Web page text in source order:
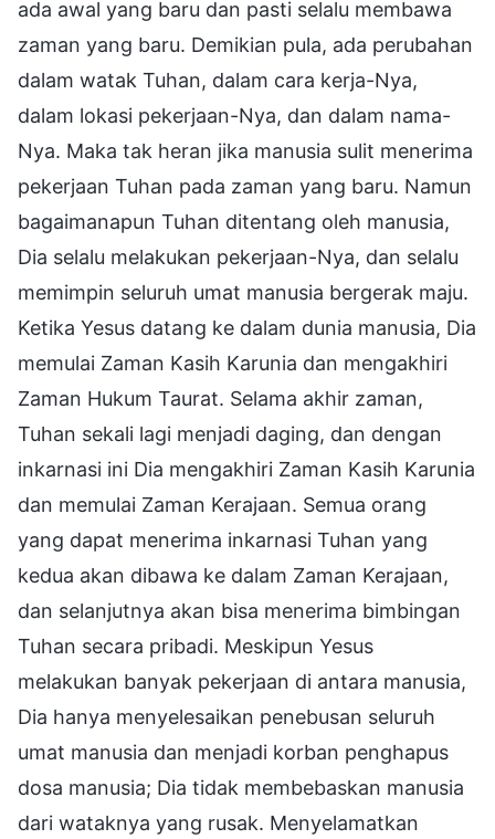
ada awal yang baru dan pasti selalu membawa
zaman yang baru. Demikian pula, ada perubahan
dalam watak Tuhan, dalam cara kerja-Nya,
dalam lokasi pekerjaan-Nya, dan dalam nama-
Nya. Maka tak heran jika manusia sulit menerima
pekerjaan Tuhan pada zaman yang baru. Namun
bagaimanapun Tuhan ditentang oleh manusia,
Dia selalu melakukan pekerjaan-Nya, dan selalu
memimpin seluruh umat manusia bergerak maju.
Ketika Yesus datang ke dalam dunia manusia, Dia
memulai Zaman Kasih Karunia dan mengakhiri
Zaman Hukum Taurat. Selama akhir zaman,
Tuhan sekali lagi menjadi daging, dan dengan
inkarnasi ini Dia mengakhiri Zaman Kasih Karunia
dan memulai Zaman Kerajaan. Semua orang
yang dapat menerima inkarnasi Tuhan yang
kedua akan dibawa ke dalam Zaman Kerajaan,
dan selanjutnya akan bisa menerima bimbingan
Tuhan secara pribadi. Meskipun Yesus
melakukan banyak pekerjaan di antara manusia,
Dia hanya menyelesaikan penebusan seluruh
umat manusia dan menjadi korban penghapus
dosa manusia; Dia tidak membebaskan manusia
dari wataknya yang rusak. Menyelamatkan